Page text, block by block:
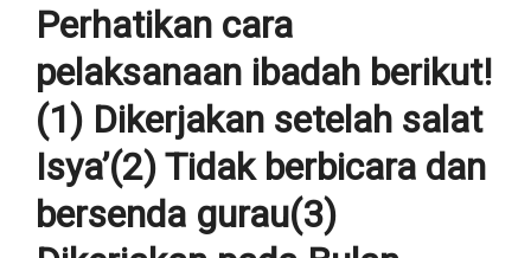
Perhatikan cara
pelaksanaan ibadah berikut!
(1) Dikerjakan setelah salat
Isya’(2) Tidak berbicara dan
bersenda gurau(3)